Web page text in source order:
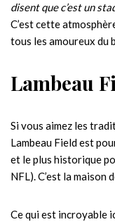
disent que c’est un
C’est cette
tous les amoureux du
Lambeau
Si vous aimez les
Lambeau Field est
et le plus historique
NFL). C’est la maison
Ce qui est incroyable